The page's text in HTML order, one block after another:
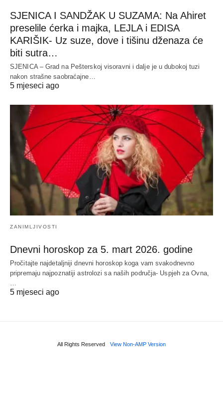
SJENICA I SANDŽAK U SUZAMA: Na Ahiret
preselile ćerka i majka, LEJLA i EDISA
KARIŠIK- Uz suze, dove i tišinu dženaza će
biti sutra…
SJENICA – Grad na Pešterskoj visoravni i dalje je u dubokoj tuzi
nakon strašne saobraćajne…
5 mjeseci ago
ZANIMLJIVOSTI
Dnevni horoskop za 5. mart 2026. godine
Pročitajte najdetaljniji dnevni horoskop koga vam svakodnevno
pripremaju najpoznatiji astrolozi sa naših područja- Uspjeh za Ovna,
…
5 mjeseci ago
All Rights Reserved View Non-AMP Version